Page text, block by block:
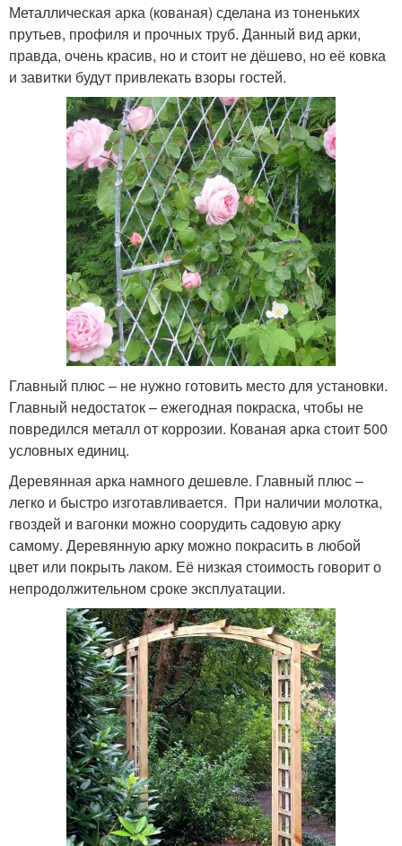
Металлическая арка (кованая) сделана из тоненьких
прутьев, профиля и прочных труб. Данный вид арки,
правда, очень красив, но и стоит не дёшево, но её ковка
и завитки будут привлекать взоры гостей.
Главный плюс – не нужно готовить место для установки.
Главный недостаток – ежегодная покраска, чтобы не
повредился металл от коррозии. Кованая арка стоит 500
условных единиц.
Деревянная арка намного дешевле. Главный плюс –
легко и быстро изготавливается. При наличии молотка,
гвоздей и вагонки можно соорудить садовую арку
самому. Деревянную арку можно покрасить в любой
цвет или покрыть лаком. Её низкая стоимость говорит о
непродолжительном сроке эксплуатации.